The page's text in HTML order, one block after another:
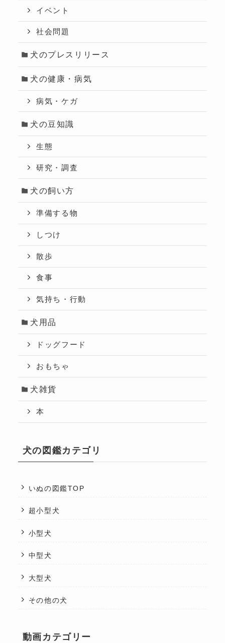
イベント
社会問題
犬のプレスリリース
犬の健康・病気
病気・ケガ
犬の豆知識
生態
研究・調査
犬の飼い方
準備する物
しつけ
散歩
食事
気持ち・行動
犬用品
ドッグフード
おもちゃ
犬雑貨
本
犬の図鑑カテゴリ
いぬの図鑑TOP
超小型犬
小型犬
中型犬
大型犬
その他の犬
動画カテゴリー